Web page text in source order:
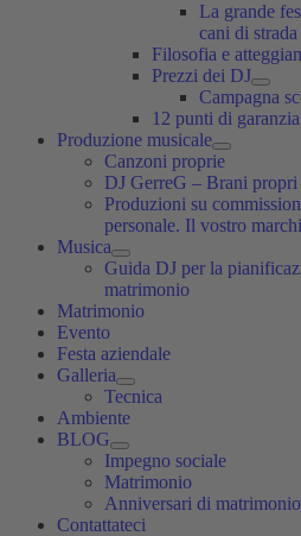
La grande
cani di
Filosofia e
Prezzi dei DJ
Campagna
12 punti di garanzia
Produzione musicale
Canzoni proprie
DJ GerreG – Brani
Produzioni su
personale. Il vostro
Musica
Guida DJ per la
matrimonio
Matrimonio
Evento
Festa aziendale
Galleria
Tecnica
Ambiente
BLOG
Impegno sociale
Matrimonio
Anniversari di matrimonio
Contattateci